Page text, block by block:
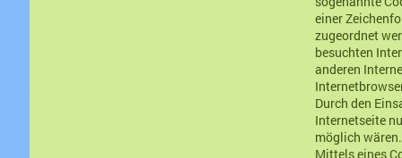
einer
zugeordnet
besuchten
anderen
Durch den
Internetseite
möglich wären.
Mittels eines